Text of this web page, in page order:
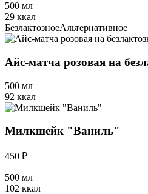
500 мл
29 ккал
БезлактозноеАльтернативное
Айс-матча розовая на
500 мл
92 ккал
Милкшейк "Ваниль"
450 ₽
500 мл
102 ккал